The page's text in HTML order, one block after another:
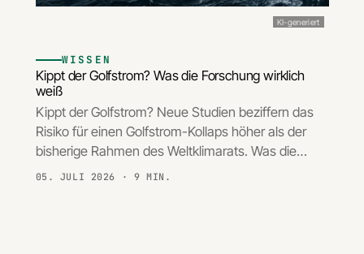
KI-generiert
WISSEN
Kippt der Golfstrom? Was die Forschung wirklich
weiß
Kippt der Golfstrom? Neue Studien beziffern das
Risiko für einen Golfstrom-Kollaps höher als der
bisherige Rahmen des Weltklimarats. Was die…
05. JULI 2026 · 9 MIN.